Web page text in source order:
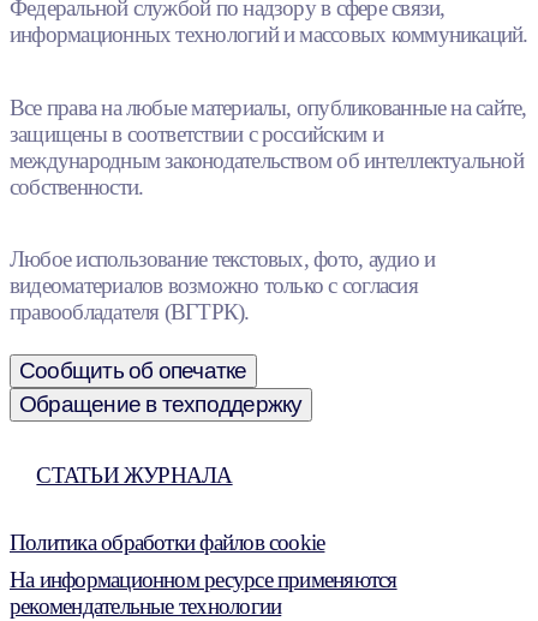
Федеральной службой по надзору в сфере связи,
информационных технологий и массовых коммуникаций.
Все права на любые материалы, опубликованные на сайте,
защищены в соответствии с российским и
международным законодательством об интеллектуальной
собственности.
Любое использование текстовых, фото, аудио и
видеоматериалов возможно только с согласия
правообладателя (ВГТРК).
Сообщить об опечатке
Обращение в техподдержку
СТАТЬИ ЖУРНАЛА
Политика обработки файлов cookie
На информационном ресурсе применяются
рекомендательные технологии